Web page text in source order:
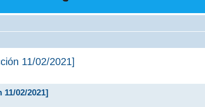
11/02/2021]
02/2021]